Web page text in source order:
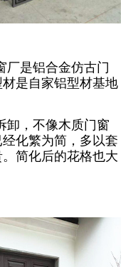
厂是铝合金仿古门
是自家铝型材基地
卸，不像木质门窗
化繁为简，多以套
简化后的花格也大